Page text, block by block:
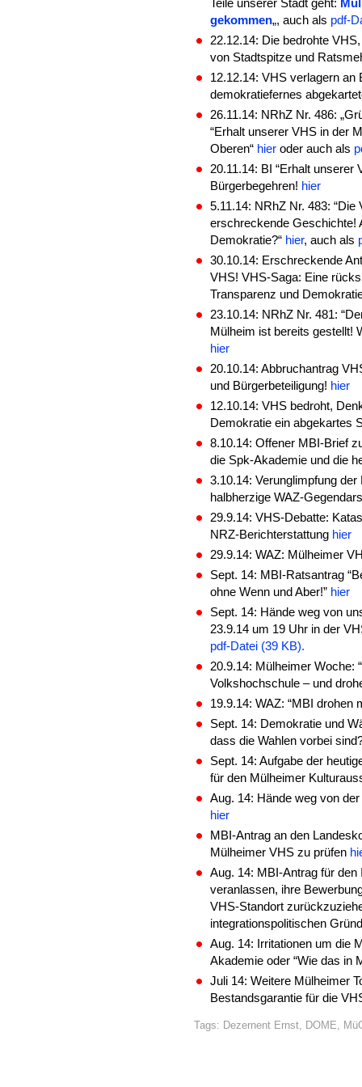
Teile unserer Stadt geht:
gekommen„, auch als pdf-
22.12.14: Die bedrohte
von Stadtspitze und
12.12.14: VHS verlagern an
demokratiefernes
26.11.14: NRhZ Nr. 486:
“Erhalt unserer VHS in der
Oberen“ hier oder auch als
20.11.14: BI “Erhalt unserer
Bürgerbegehren! hier
5.11.14: NRhZ Nr. 483:
erschreckende Geschichte!
Demokratie?“ hier, auch als
30.10.14: Erschreckende
VHS! VHS-Saga: Eine
Transparenz und
23.10.14: NRhZ Nr. 481:
Mülheim ist bereits gestellt!
hier
20.10.14: Abbruchantrag
und Bürgerbeteiligung! hier
12.10.14: VHS bedroht,
Demokratie ein abgekartes
8.10.14: Offener MBI-Brief
die Spk-Akademie und die
3.10.14: Verunglimpfung
halbherzige WAZ-
29.9.14: VHS-Debatte:
NRZ-Berichterstattung hier
29.9.14: WAZ: Mülheimer
Sept. 14: MBI-Ratsantrag
ohne Wenn und Aber!” hier
Sept. 14: Hände weg von
23.9.14 um 19 Uhr in der
pdf-Datei (39 KB).
20.9.14: Mülheimer Woche:
Volkshochschule – und
19.9.14: WAZ: “MBI drohen
Sept. 14: Demokratie und
dass die Wahlen vorbei
Sept. 14: Aufgabe der
für den Mülheimer
Aug. 14: Hände weg von
hier
MBI-Antrag an den
Mülheimer VHS zu prüfen
Aug. 14: MBI-Antrag für
veranlassen, ihre
VHS-Standort
integrationspolitischen
Aug. 14: Irritationen um die
Akademie oder “Wie das in
Juli 14: Weitere Mülheimer
Bestandsgarantie für die
Tags: Dezernent Ernst, DOME,